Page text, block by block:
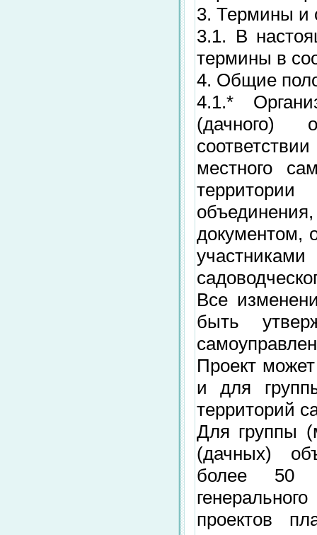
3. Термины и
3.1. В
термины в
4. Общие
4.1.*
(дачного)
местного
документом,
Все
быть
Проект
и для
территорий
Для группы
(дачных)
более 50
проектов